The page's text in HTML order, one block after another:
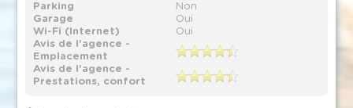
Parking
Non
Garage
Oui
Wi-Fi (Internet)
Oui
Avis de l'agence -
Emplacement
Avis de l'agence -
Prestations, confort